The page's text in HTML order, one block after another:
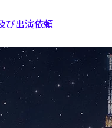
び出演依頼